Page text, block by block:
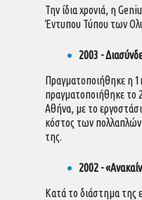
Την ίδια χρονιά, η
Έντυπου Τύπου των
2003 -
Πραγματοποιήθηκε η
πραγματοποιήθηκε το
Αθήνα, με το
κόστος των πολλαπλών
της.
2002 -
Κατά το διάστημα της